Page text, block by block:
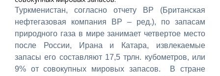
Туркменистан, согласно отчету BP (Британская
нефтегазовая компания ВР – ред.), по запасам
природного газа в мире занимает четвертое место
после России, Ирана и Катара, извлекаемые
запасы его составляют 17,5 трлн. кубометров, или
9% от совокупных мировых запасов. В стране